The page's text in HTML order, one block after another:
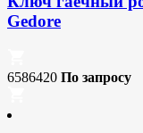
Gedore
6586420 По запросу